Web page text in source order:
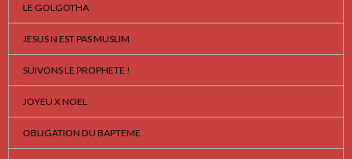
LE GOLGOTHA
JESUS N EST PAS MUSLIM
SUIVONS LE PROPHETE !
JOYEU X NOEL
OBLIGATION DU BAPTEME